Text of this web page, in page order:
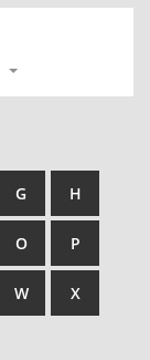
G H
O P
W X